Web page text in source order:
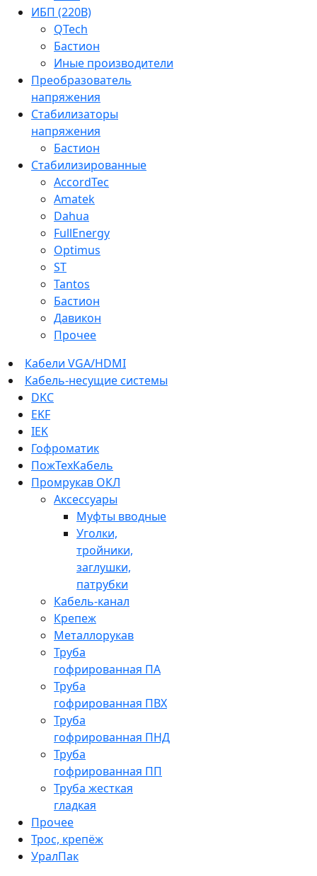
ИБП (220В)
QTech
Бастион
Иные производители
Преобразователь
напряжения
Стабилизаторы
напряжения
Бастион
Стабилизированные
AccordTec
Amatek
Dahua
FullEnergy
Optimus
ST
Tantos
Бастион
Давикон
Прочее
Кабели VGA/HDMI
Кабель-несущие системы
DKC
EKF
IEK
Гофроматик
ПожТехКабель
Промрукав ОКЛ
Аксессуары
Муфты вводные
Уголки,
тройники,
заглушки,
патрубки
Кабель-канал
Крепеж
Металлорукав
Труба
гофрированная ПА
Труба
гофрированная ПВХ
Труба
гофрированная ПНД
Труба
гофрированная ПП
Труба жесткая
гладкая
Прочее
Трос, крепёж
УралПак